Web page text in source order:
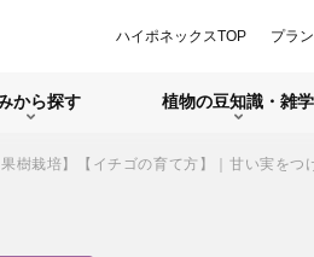
ハイポネックスTOP プラ
から探す 植物の豆知識・雑学
果樹栽培】【イチゴの育て方】｜甘い実を